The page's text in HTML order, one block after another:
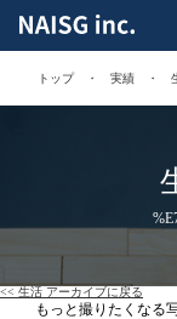
トップ 実績
<< 生活 アーカイブに戻る
もっと撮りたくなる